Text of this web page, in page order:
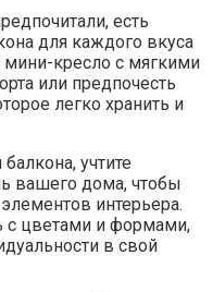
есть
для каждого вкуса
кресло с мягкими
или предпочесть
легко хранить и
учтите
вашего дома, чтобы
интерьера.
с цветами и формами,
в свой